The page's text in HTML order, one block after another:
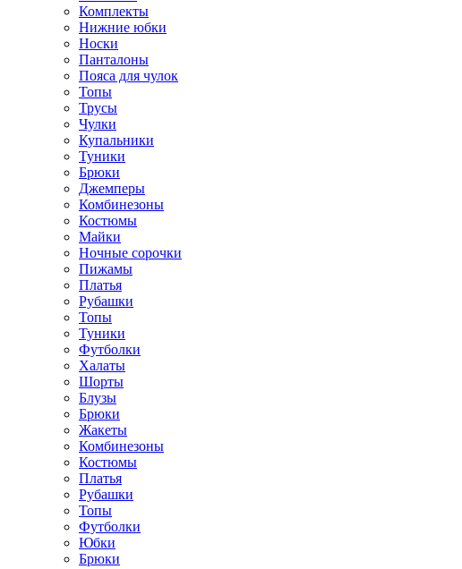
Комплекты
Нижние юбки
Носки
Панталоны
Поясa для чулок
Топы
Трусы
Чулки
Купальники
Туники
Брюки
Джемперы
Комбинезоны
Костюмы
Майки
Ночные сорочки
Пижамы
Платья
Рубашки
Топы
Туники
Футболки
Халаты
Шорты
Блузы
Брюки
Жакеты
Комбинезоны
Костюмы
Платья
Рубашки
Топы
Футболки
Юбки
Брюки